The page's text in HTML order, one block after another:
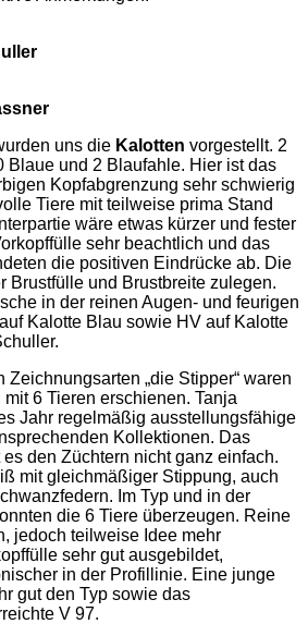
uns die Kalotten vorgestellt. 2
Blaue und 2 Blaufahle. Hier ist das
Kopfabgrenzung sehr schwierig
Tiere mit teilweise prima Stand
wäre etwas kürzer und fester
sehr beachtlich und das
die positiven Eindrücke ab. Die
Brustfülle und Brustbreite zulegen.
in der reinen Augen- und feurigen
Kalotte Blau sowie HV auf Kalotte
Zeichnungsarten „die Stipper“ waren
6 Tieren erschienen. Tanja
Jahr regelmäßig ausstellungsfähige
Kollektionen. Das
den Züchtern nicht ganz einfach.
mit gleichmäßiger Stippung, auch
Im Typ und in der
die 6 Tiere überzeugen. Reine
jedoch teilweise Idee mehr
sehr gut ausgebildet,
in der Profillinie. Eine junge
gut den Typ sowie das
V 97.